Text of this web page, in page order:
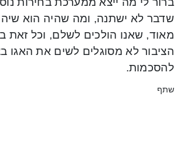
שדבר לא ישתנה, ומה שהיה הוא
מאוד, שאנו הולכים לשלם, וכל זאת
הציבור לא מסוגלים לשים את האגו
להסכמות.
שתף